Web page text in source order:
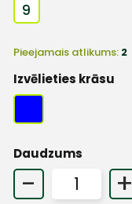
9
Pieejamais atlikums: 2
Izvēlieties krāsu
Daudzums
- +